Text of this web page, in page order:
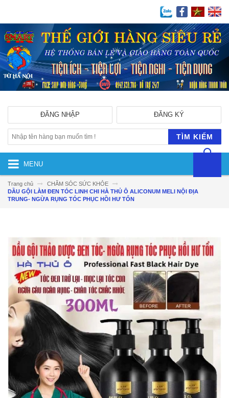
ĐĂNG KÝ
ĐĂNG NHẬP
TÌM KIẾM
MENU
Trang chủ
CHĂM SÓC SỨC KHỎE
DẦU GỘI LÀM ĐEN TÓC LINH CHI HÀ THỦ Ô ALICONUM MELI NỘI ĐỊA
TRUNG- NGỪA RỤNG TÓC PHỤC HỒI HƯ TỔN